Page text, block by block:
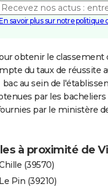
savoir plus sur notre politique
obtenir le classement
du taux de réussite
bac au sein de
par les
par le ministère
à proximité de
(39570)
Le Pin (39210)